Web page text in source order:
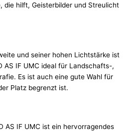
die hilft, Geisterbilder und Streulicht
und seiner hohen Lichtstärke ist
AS IF UMC ideal für Landschafts-,
Es ist auch eine gute Wahl für
Platz begrenzt ist.
AS IF UMC ist ein hervorragendes